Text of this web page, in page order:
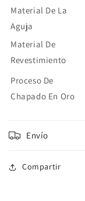
Material De La
Aguja
Material De
Revestimiento
Proceso De
Chapado En Oro
Envío
Compartir